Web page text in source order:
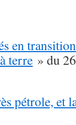
en transition
terre » du
pétrole, et